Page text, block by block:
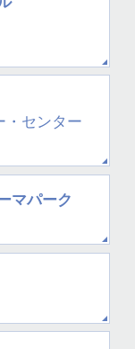
センター
マパーク